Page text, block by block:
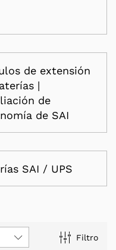
de extensión
|
de
de SAI
SAI / UPS
Filtro